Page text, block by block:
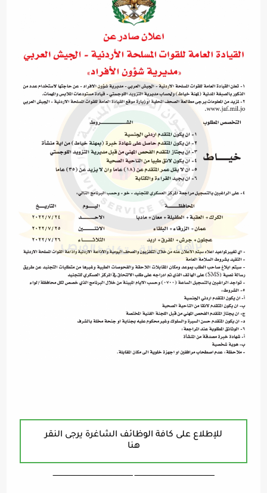
للإطلاع على كافة الوظائف الشاغرة يرجى النقر
هنا
ـــــــــــــــــــــــــــــــــــــــــــــــــــــــــــــــــــ ـــــــــــــــــــــــــــــــــــــــــــــــــــــــــــــــــــ